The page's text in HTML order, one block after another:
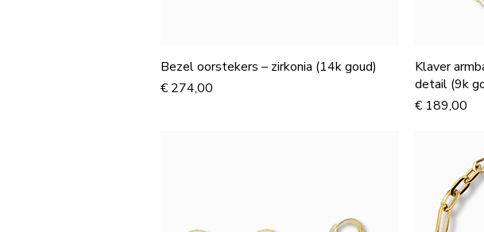
Bezel oorstekers – zirkonia (14k goud)
Prijs
€ 274,00
Klaver
detail (9k
Prijs
€ 189,00